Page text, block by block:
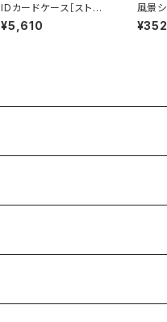
IDカードケース［ストラ
ップ（長）付き］（名刺サ
イズ）イエローハート［I
¥5,610
風景
O-F14